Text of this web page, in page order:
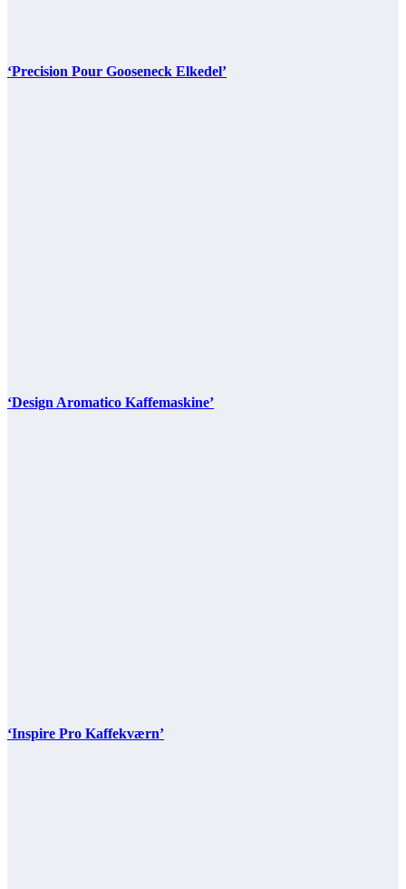
‘Precision Pour Gooseneck Elkedel’
‘Design Aromatico Kaffemaskine’
‘Inspire Pro Kaffekværn’